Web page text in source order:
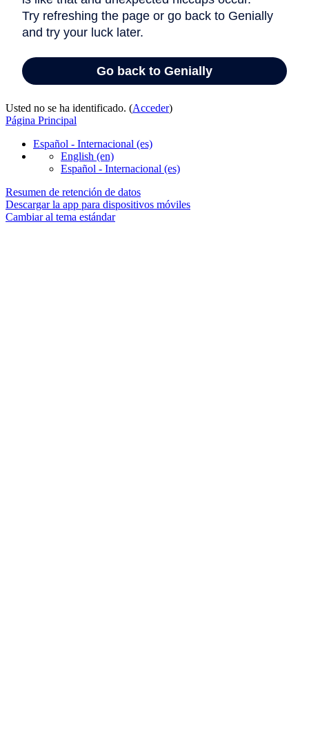
Usted no se ha identificado. (Acceder)
Página Principal
Español - Internacional ‎(es)‎
English ‎(en)‎
Español - Internacional ‎(es)‎
Resumen de retención de datos
Descargar la app para dispositivos móviles
Cambiar al tema estándar